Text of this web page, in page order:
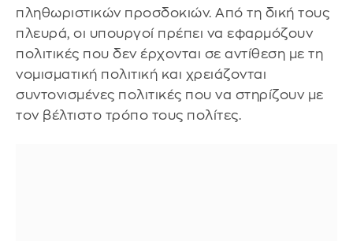
πληθωριστικών προσδοκιών. Από τη δική τους
πλευρά, οι υπουργοί πρέπει να εφαρμόζουν
πολιτικές που δεν έρχονται σε αντίθεση με τη
νομισματική πολιτική και χρειάζονται
συντονισμένες πολιτικές που να στηρίζουν με
τον βέλτιστο τρόπο τους πολίτες.